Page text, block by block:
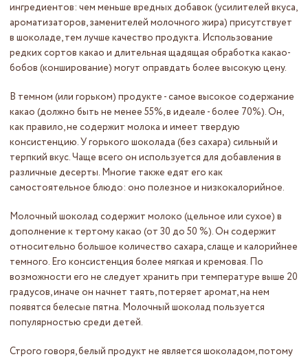
ингредиентов: чем меньше вредных добавок (усилителей вкуса,
ароматизаторов, заменителей молочного жира) присутствует
в шоколаде, тем лучше качество продукта. Использование
редких сортов какао и длительная щадящая обработка какао-
бобов (конширование) могут оправдать более высокую цену.
В темном (или горьком) продукте - самое высокое содержание
какао (должно быть не менее 55%, в идеале - более 70%). Он,
как правило, не содержит молока и имеет твердую
консистенцию. У горького шоколада (без сахара) сильный и
терпкий вкус. Чаще всего он используется для добавления в
различные десерты. Многие также едят его как
самостоятельное блюдо: оно полезное и низкокалорийное.
Молочный шоколад содержит молоко (цельное или сухое) в
дополнение к тертому какао (от 30 до 50 %). Он содержит
относительно большое количество сахара, слаще и калорийнее
темного. Его консистенция более мягкая и кремовая. По
возможности его не следует хранить при температуре выше 20
градусов, иначе он начнет таять, потеряет аромат, на нем
появятся белесые пятна. Молочный шоколад пользуется
популярностью среди детей.
Строго говоря, белый продукт не является шоколадом, потому